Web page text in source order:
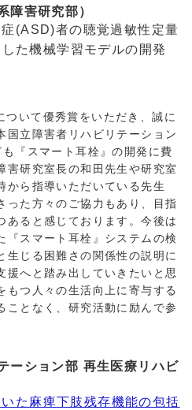
障害研究部）
(ASD)者の聴覚過敏性定量
た機械学習モデルの開発
ついて優秀賞をいただき、誠に
国立障害者リハビリテーション
『スマート耳栓』の開発に費
害研究室長の和田先生や研究室
から指導いただいている先生
った方々のご協力もあり、目指
あると感じております。今後は
『スマート耳栓』システムの検
生じる困難さの関係性の説明に
援へと踏み出していきたいと思
もつ人々の生活向上に寄与する
ことなく、研究活動に励んで参
ーション部 再生医療リハビ
た麻痺下肢残存機能の包括